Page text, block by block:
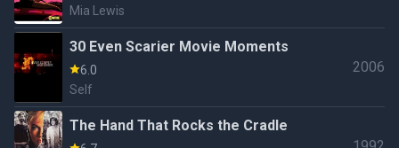
Mia Lewis
30 Even Scarier Movie Moments
6.0
Self
2006
The Hand That Rocks the Cradle